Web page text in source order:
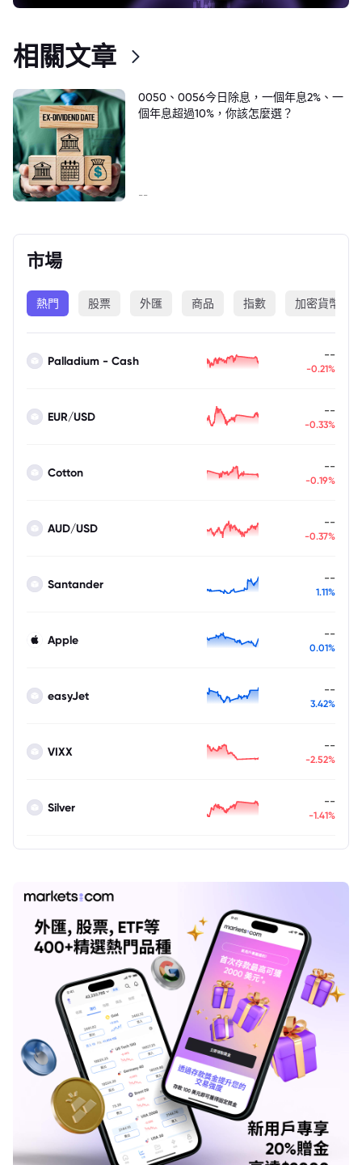
市場
熱門 股票 外匯 商品 指數 加密貨幣
Palladium - Cash --
-0.21%
EUR/USD --
-0.33%
Cotton --
-0.19%
AUD/USD --
-0.37%
Santander --
1.11%
Apple --
0.01%
easyJet --
3.42%
VIXX --
-2.52%
Silver --
-1.41%
相關文章
0050、0056今日除息，一個年息2%、一
個年息超過10%，你該怎麼選？
--